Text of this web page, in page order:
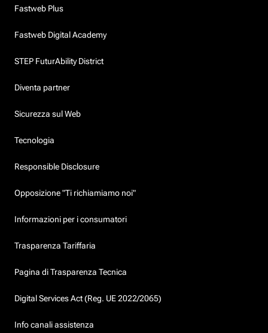
Fastweb Plus
Fastweb Digital Academy
STEP FuturAbility District
Diventa partner
Sicurezza sul Web
Tecnologia
Responsible Disclosure
Opposizione "Ti richiamiamo noi"
Informazioni per i consumatori
Trasparenza Tariffaria
Pagina di Trasparenza Tecnica
Digital Services Act (Reg. UE 2022/2065)
Info canali assistenza